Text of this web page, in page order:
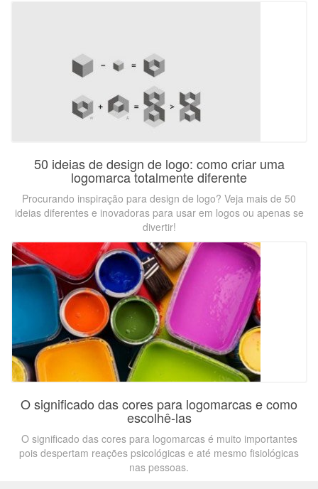
50 ideias de design de logo: como criar uma
logomarca totalmente diferente
Procurando inspiração para design de logo? Veja mais de 50
ideias diferentes e inovadoras para usar em logos ou apenas se
divertir!
O significado das cores para logomarcas e como
escolhê-las
O significado das cores para logomarcas é muito importantes
pois despertam reações psicológicas e até mesmo fisiológicas
nas pessoas.